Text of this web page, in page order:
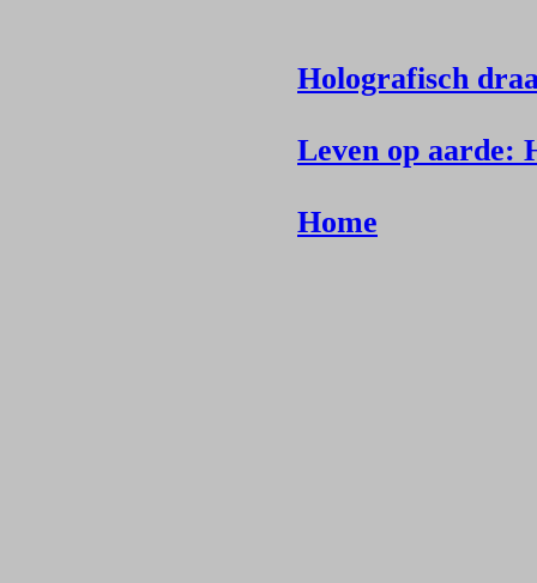
Holografisch
Leven op aarde:
Home